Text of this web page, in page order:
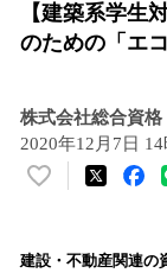
【建築系学生
のための「エ
株式会社総合資格
2020年12月7日
い
！
建設・不動産関連の